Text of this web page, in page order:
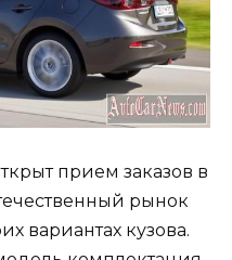
прием заказов в
рынок
вариантах кузова.